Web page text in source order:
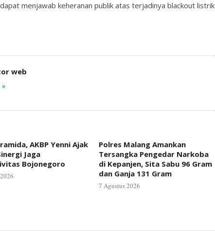
menjawab keheranan publik atas terjadinya blackout listrik
web
AKBP Yenni Ajak
Jaga
Bojonegoro
Polres Malang Amankan
Tersangka Pengedar Narkoba
di Kepanjen, Sita Sabu 96 Gram
dan Ganja 131 Gram
7 Agustus 2026